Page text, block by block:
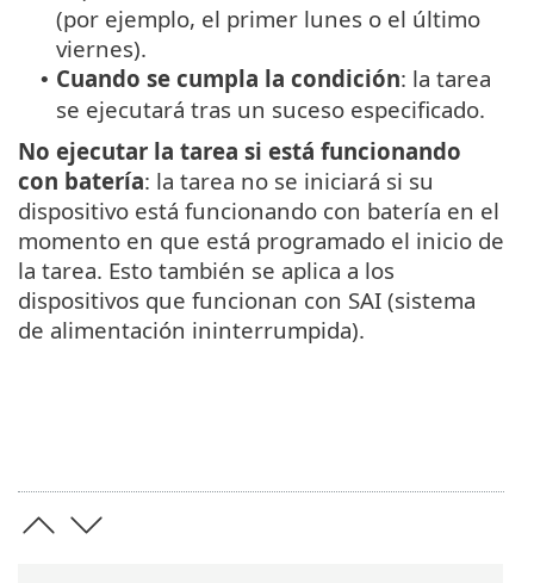
(por ejemplo, el primer lunes o el último
viernes).
• Cuando se cumpla la condición: la tarea
se ejecutará tras un suceso especificado.
No ejecutar la tarea si está funcionando
con batería: la tarea no se iniciará si su
dispositivo está funcionando con batería en el
momento en que está programado el inicio de
la tarea. Esto también se aplica a los
dispositivos que funcionan con SAI (sistema
de alimentación ininterrumpida).